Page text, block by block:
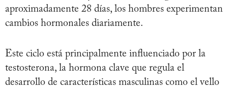
aproximadamente 28 días, los hombres experimentan
cambios hormonales diariamente.
Este ciclo está principalmente influenciado por la
testosterona, la hormona clave que regula el
desarrollo de características masculinas como el vello